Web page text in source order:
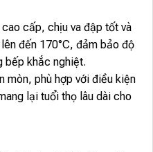
cấp, chịu va đập tốt và
đến 170°C, đảm bảo độ
bếp khắc nghiệt.
mòn, phù hợp với điều kiện
lại tuổi thọ lâu dài cho